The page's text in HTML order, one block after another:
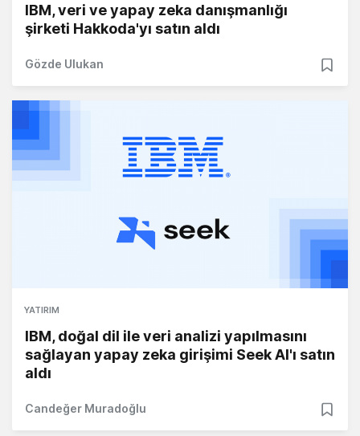
IBM, veri ve yapay zeka danışmanlığı
şirketi Hakkoda'yı satın aldı
Gözde Ulukan
YATIRIM
IBM, doğal dil ile veri analizi yapılmasını
sağlayan yapay zeka girişimi Seek AI'ı satın
aldı
Candeğer Muradoğlu